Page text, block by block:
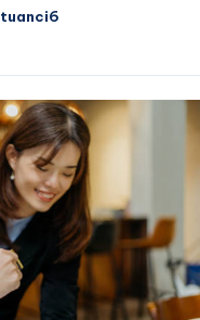
tuanci6